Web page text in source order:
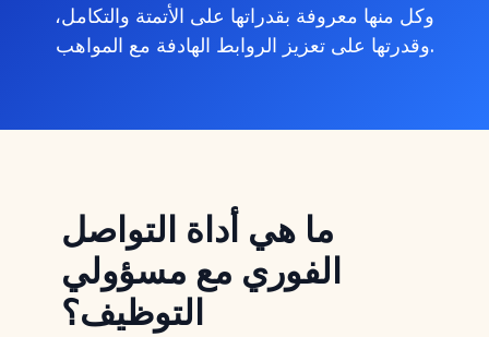
وكل منها معروفة بقدراتها على الأتمتة والتكامل،
وقدرتها على تعزيز الروابط الهادفة مع المواهب.
ما هي أداة التواصل
الفوري مع مسؤولي
التوظيف؟